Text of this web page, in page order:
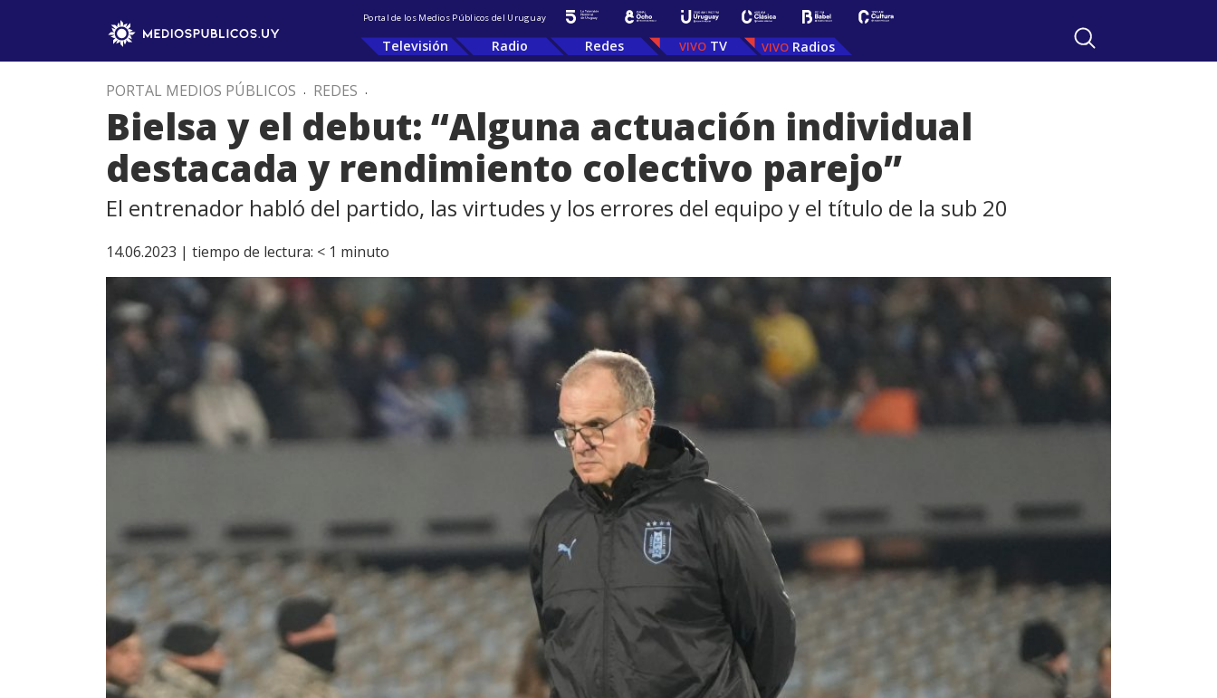
Portal de los Medios Públicos del Uruguay
Televisión Radio Redes TV Radios
PORTAL MEDIOS PÚBLICOS . REDES .
Bielsa y el debut: “Alguna actuación individual
destacada y rendimiento colectivo parejo”
El entrenador habló del partido, las virtudes y los errores del equipo y el título de la sub 20
14.06.2023 | tiempo de lectura: < 1 minuto